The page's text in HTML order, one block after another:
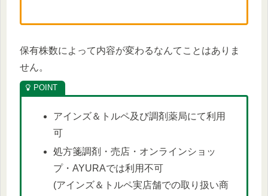
保有株数によって内容が変わるなんてことはありま
せん。
アインズ＆トルペ及び調剤薬局にて利⽤
可
処⽅箋調剤・売店・オンラインショッ
プ・AYURAでは利⽤不可
(アインズ＆トルペ実店舗での取り扱い商